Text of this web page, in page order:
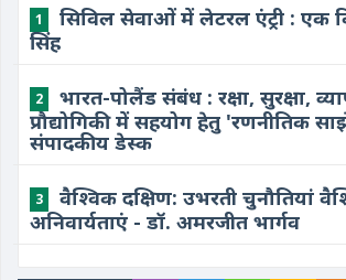
1
सिविल सेवाओं में लेटरल एंट्री : एक
सिंह
2
भारत-पोलैंड संबंध : रक्षा, सुरक्षा,
प्रौद्योगिकी में सहयोग हेतु 'रणनीतिक
संपादकीय डेस्क
3
वैश्विक दक्षिण: उभरती चुनौतियां
अनिवार्यताएं - डॉ. अमरजीत भार्गव